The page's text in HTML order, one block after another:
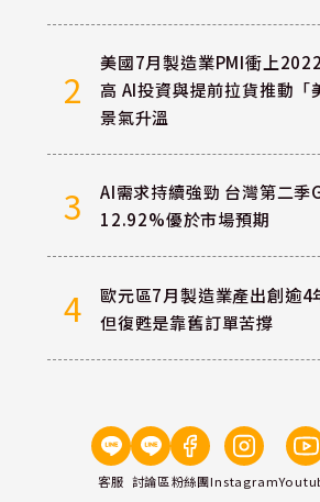
2
美國7月製造業PMI衝上
高 AI投資與提前拉貨推動「
景氣升溫
3
AI需求持續強勁 台灣第二季
12.92%優於市場預期
4
歐元區7月製造業產出創逾4
但復甦是靠舊訂單苦撐
客服 討論區粉絲團Instagram